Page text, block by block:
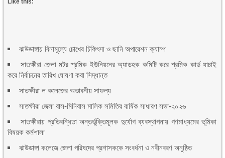
ঝাউডাঙ্গায় বিনামূল্যে চোখের চিকিৎসা ও ছানি অপারেশন ক্যাম্প
সাতক্ষীরা জেলা মটর শ্রমিক ইউনিয়নের অ্যাডহক কমিটি করে শ্রমিক কার্ড যাচাই
করে নির্বাচনের তারিখ ঘোষণা করা সিদ্ধান্ত
সাতক্ষীরা ল কলেজের অভাবনীয় সাফল্য
সাতক্ষীরা জেলা বাস-মিনিবাস মালিক সমিতির বার্ষিক সাধারণ সভা-২০২৬
সাতক্ষীরায় প্রতিবন্ধিতা অন্তর্ভুক্তিমূলক দুর্যোগ ব্যবস্থাপনায় গণমাধ্যমের ভূমিকা
বিষয়ক কর্মশালা
ঝাউডাঙ্গা কলেজে জেলা পরিষদের প্রশাসককে সংবর্ধনা ও নবীনবরণ অনুষ্ঠিত